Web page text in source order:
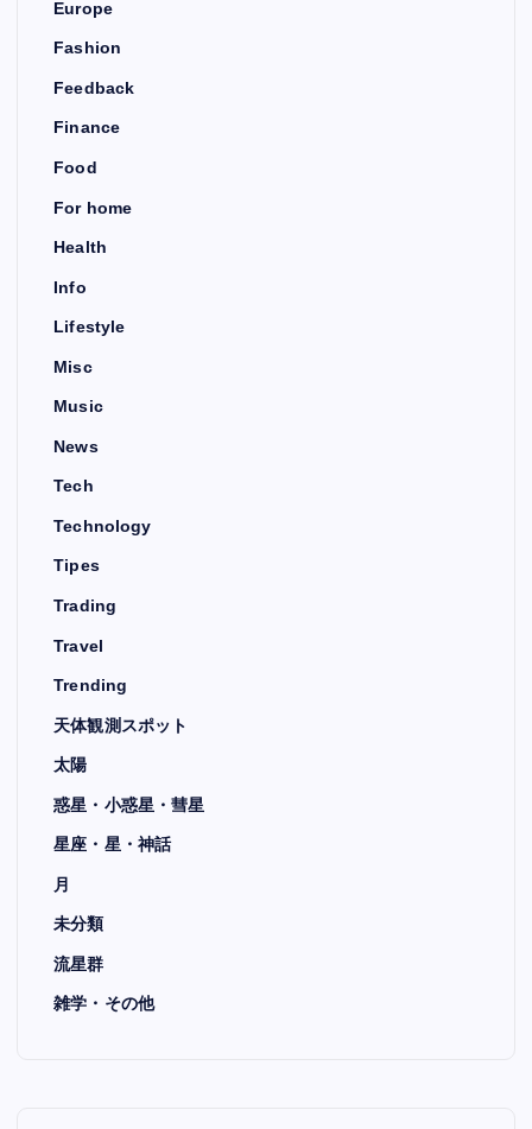
Europe
Fashion
Feedback
Finance
Food
For home
Health
Info
Lifestyle
Misc
Music
News
Tech
Technology
Tipes
Trading
Travel
Trending
天体観測スポット
太陽
惑星・小惑星・彗星
星座・星・神話
月
未分類
流星群
雑学・その他